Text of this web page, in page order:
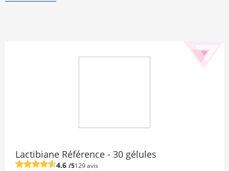
Lactibiane Référence - 30 gélules
4.6 /5129 avis